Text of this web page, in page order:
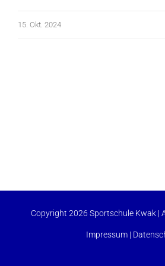
15. Okt. 2024
Copyright 2026 Sportschule Kwak |
Impressum |